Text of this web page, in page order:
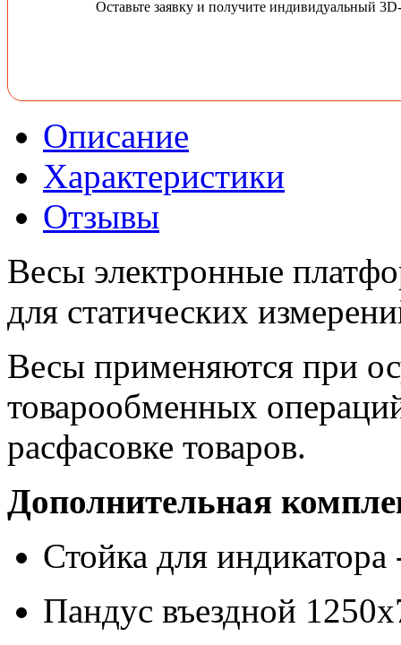
Оставьте заявку и получите индивидуальный
Описание
Характеристики
Отзывы
Весы электронные
для статических
Весы применяются при
товарообменных
расфасовке товаров.
Дополнительная
Стойка для
Пандус въездной